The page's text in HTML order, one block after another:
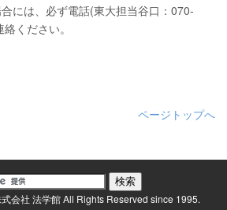
には、必ず電話(東大担当谷口：070-
ください。
ページトップへ
会社 法学館 All Rights Reserved since 1995.